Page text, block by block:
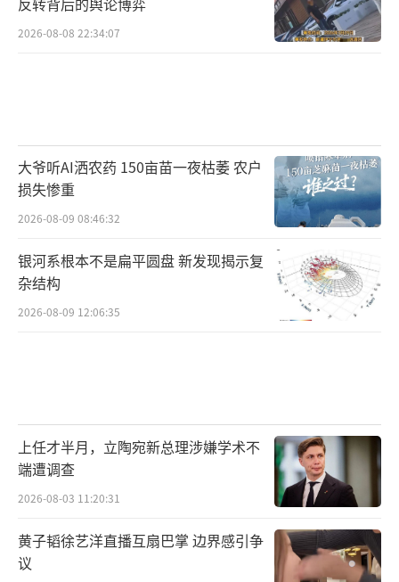
2026-08-08 22:34:07
大爷听AI洒农药 150亩苗一夜枯萎 农户
损失惨重
2026-08-09 08:46:32
银河系根本不是扁平圆盘 新发现揭示复
杂结构
2026-08-09 12:06:35
上任才半月，立陶宛新总理涉嫌学术不
端遭调查
2026-08-03 11:20:31
黄子韬徐艺洋直播互扇巴掌 边界感引争
议